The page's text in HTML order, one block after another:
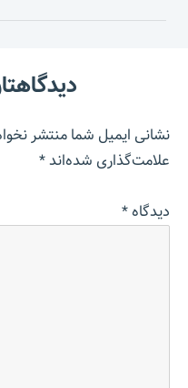
نشانی ایمیل شما منتشر
علامت‌گذاری شده‌اند*
دیدگاه*